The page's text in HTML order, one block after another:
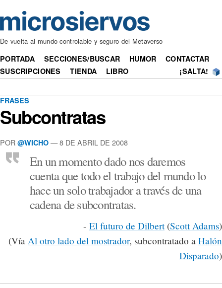
De vuelta al mundo controlable y seguro del Metaverso
PORTADA SECCIONES/BUSCAR HUMOR
CONTACTAR
SUSCRIPCIONES
TIENDA LIBRO ¡SALTA!
FRASES
Subcontratas
POR @WICHO — 8 DE ABRIL DE 2008
En un momento dado nos daremos
cuenta que todo el trabajo del mundo lo
hace un solo trabajador a través de una
cadena de subcontratas.
- El futuro de Dilbert(Scott Adams)
(Vía Al otro lado del mostrador, subcontratado a Halón
Disparado)